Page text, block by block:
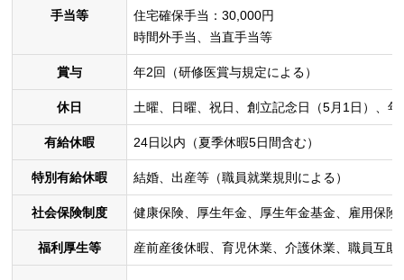
手当等
住宅確保手当：30,000円
時間外手当、当直手当等
賞与 年2回（研修医賞与規定による）
休日 土曜、日曜、祝日、創立記念日（5月1日）、
有給休暇 24日以内（夏季休暇5日間含む）
特別有給休暇 結婚、出産等（職員就業規則による）
社会保険制度 健康保険、厚生年金、厚生年金基金、雇用保険
福利厚生等 産前産後休暇、育児休業、介護休業、職員互